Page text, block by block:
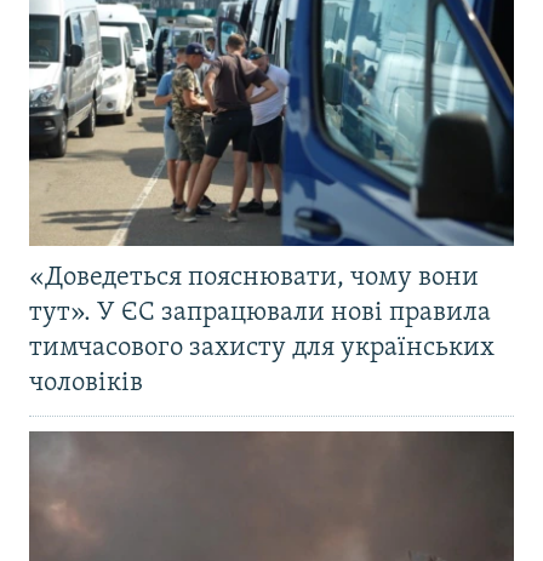
«Доведеться пояснювати, чому вони
тут». У ЄС запрацювали нові правила
тимчасового захисту для українських
чоловіків